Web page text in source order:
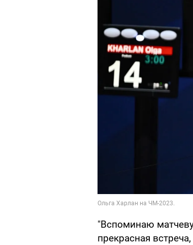
"Вспоминаю
прекрасная